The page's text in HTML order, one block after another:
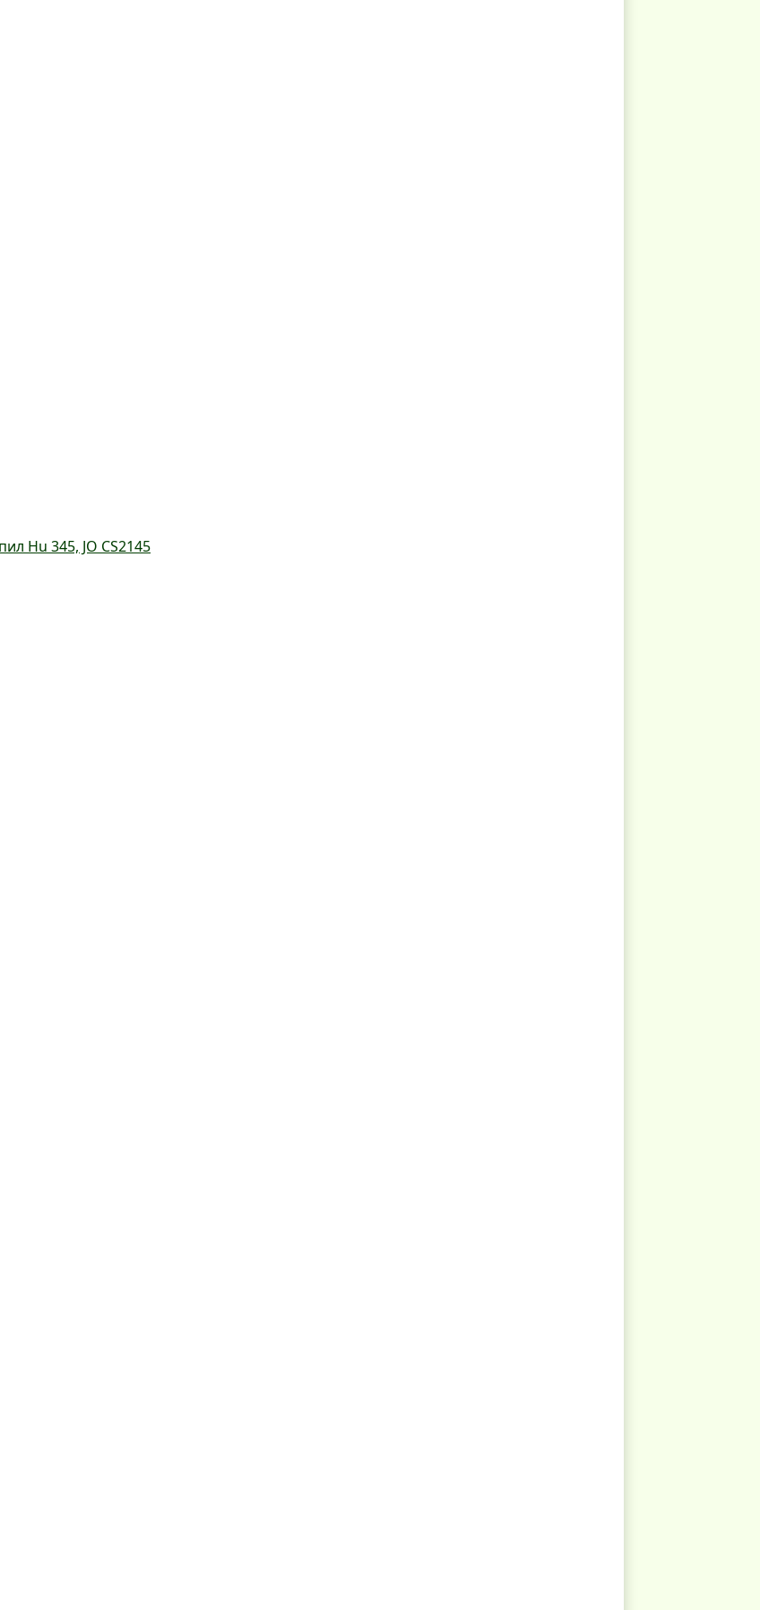
Hu 345, JO CS2145